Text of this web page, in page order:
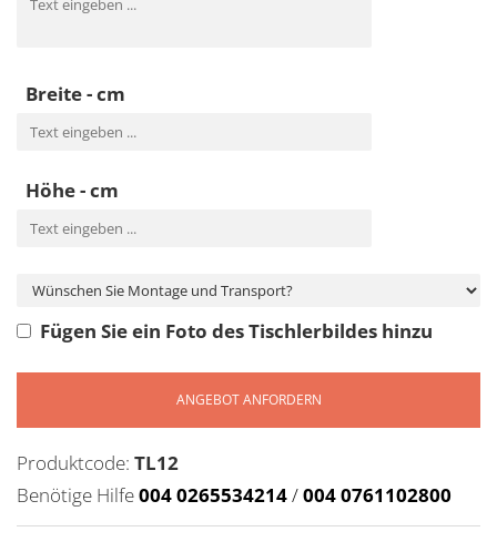
Breite - cm
Höhe - cm
Fügen Sie ein Foto des Tischlerbildes hinzu
ANGEBOT ANFORDERN
Produktcode: TL12
Benötige Hilfe004 0265534214/004 0761102800